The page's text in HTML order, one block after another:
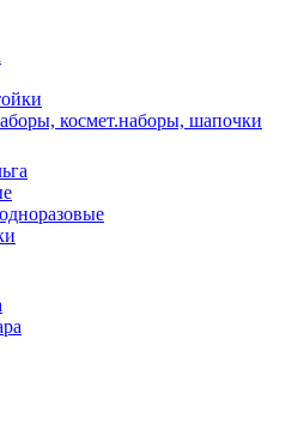
космет.наборы, шапочки